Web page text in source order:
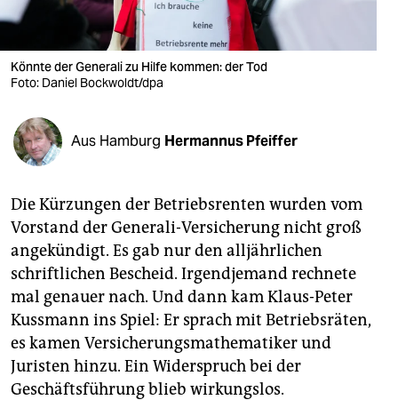
verlag
verlag
shop
fragen & hilfe
unterstützen
abo
genossenschaft
epaper login
Könnte der Generali zu Hilfe kommen: der Tod
Foto: Daniel Bockwoldt/dpa
Aus Hamburg Hermannus Pfeiffer
Die Kürzungen der Betriebsrenten wurden vom
Vorstand der Generali-Versicherung nicht groß
angekündigt. Es gab nur den alljährlichen
schriftlichen Bescheid. Irgendjemand rechnete
mal genauer nach. Und dann kam Klaus-Peter
Kussmann ins Spiel: Er sprach mit Betriebsräten,
es kamen Versicherungsmathematiker und
Juristen hinzu. Ein Widerspruch bei der
Geschäftsführung blieb wirkungslos.